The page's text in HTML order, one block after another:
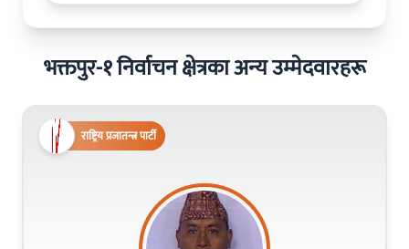
भक्तपुर-१ निर्वाचन क्षेत्रका अन्य उम्मेदवारहरू
राष्ट्रिय प्रजातन्त्र पार्टी